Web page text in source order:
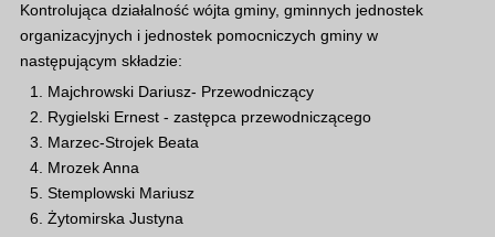
Kontrolująca działalność wójta gminy, gminnych jednostek
organizacyjnych i jednostek pomocniczych gminy w
następującym składzie:
Majchrowski Dariusz- Przewodniczący
Rygielski Ernest - zastępca przewodniczącego
Marzec-Strojek Beata
Mrozek Anna
Stemplowski Mariusz
Żytomirska Justyna